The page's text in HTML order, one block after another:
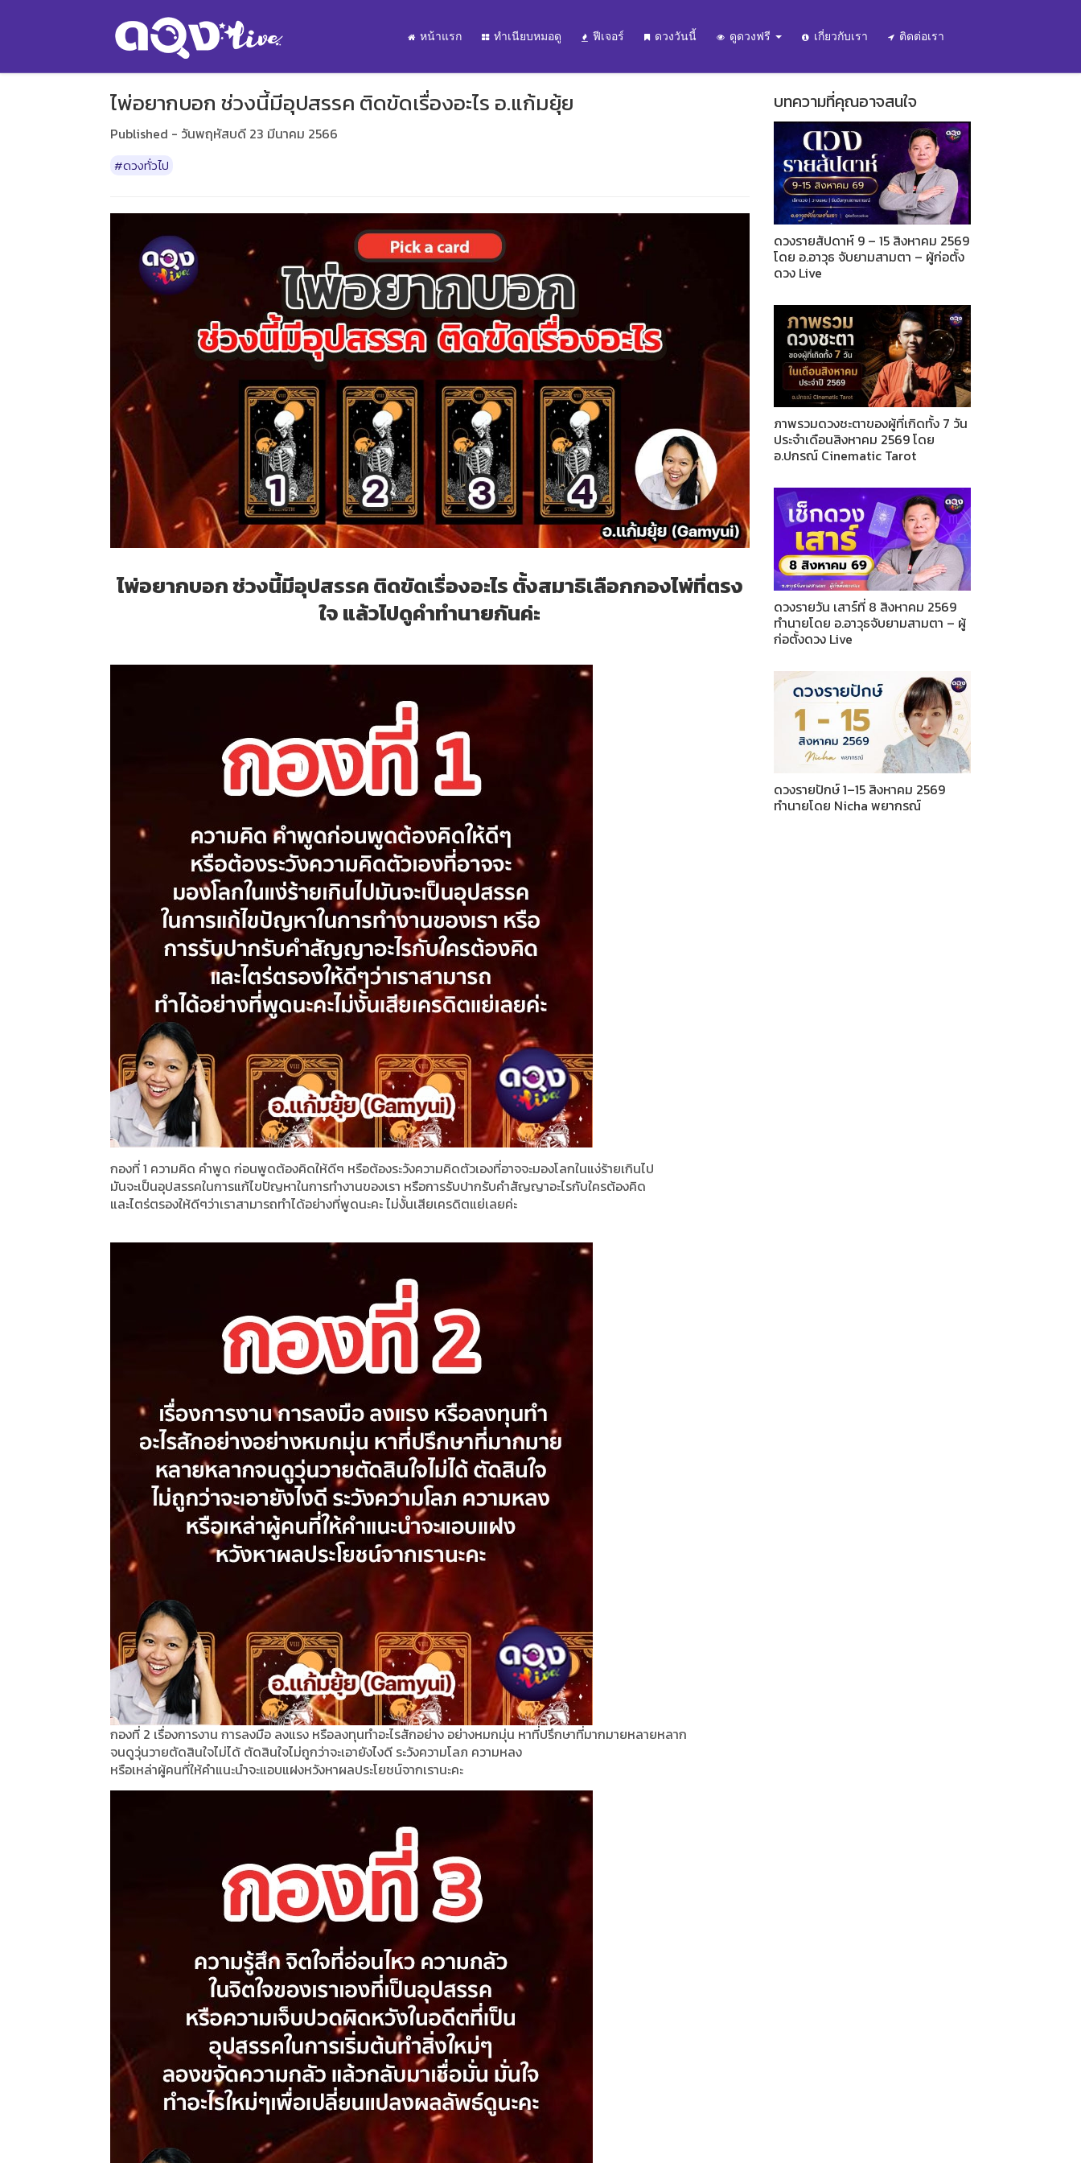
หน้าแรก ทำเนียบหมอดู ฟีเจอร์ ดวงวันนี้ ดูดวงฟรี เกี่ยวกับเรา ติดต่อเรา
ไพ่อยากบอก ช่วงนี้มีอุปสรรค ติดขัดเรื่องอะไร อ.แก้มยุ้ย
Published - วันพฤหัสบดี 23 มีนาคม 2566
#ดวงทั่วไป
ไพ่อยากบอก ช่วงนี้มีอุปสรรค ติดขัดเรื่องอะไร ตั้งสมาธิเลือกกองไพ่ที่ตรง
ใจ แล้วไปดูคำทำนายกันค่ะ
กองที่ 1 ความคิด คำพูด ก่อนพูดต้องคิดให้ดีๆ หรือต้องระวังความคิดตัวเองที่อาจจะมองโลกในแง่ร้ายเกินไป
มันจะเป็นอุปสรรคในการแก้ไขปัญหาในการทำงานของเรา หรือการรับปากรับคำสัญญาอะไรกับใครต้องคิด
และไตร่ตรองให้ดีๆว่าเราสามารถทำได้อย่างที่พูดนะคะ ไม่งั้นเสียเครดิตแย่เลยค่ะ
กองที่ 2 เรื่องการงาน การลงมือ ลงแรง หรือลงทุนทำอะไรสักอย่าง อย่างหมกมุ่น หาที่ปรึกษาที่มากมายหลายหลาก
จนดูวุ่นวายตัดสินใจไม่ได้ ตัดสินใจไม่ถูกว่าจะเอายังไงดี ระวังความโลภ ความหลง
หรือเหล่าผู้คนที่ให้คำแนะนำจะแอบแฝงหวังหาผลประโยชน์จากเรานะคะ
บทความที่คุณอาจสนใจ
ดวงรายสัปดาห์ 9 – 15 สิงหาคม 2569
โดย อ.อาวุธ จับยามสามตา – ผู้ก่อตั้ง
ดวง Live
ภาพรวมดวงชะตาของผู้ที่เกิดทั้ง 7 วัน
ประจำเดือนสิงหาคม 2569 โดย
อ.ปกรณ์ Cinematic Tarot
ดวงรายวัน เสาร์ที่ 8 สิงหาคม 2569
ทำนายโดย อ.อาวุธจับยามสามตา – ผู้
ก่อตั้งดวง Live
ดวงรายปักษ์ 1–15 สิงหาคม 2569
ทำนายโดย Nicha พยากรณ์